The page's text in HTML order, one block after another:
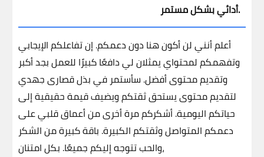
أدائي بشكل مستمر.
أعلم أنني لن أكون هنا دون دعمكم. إن تفاعلكم الإيجابي
وتفهمكم لمحتواي يمثلان لي دافعًا كبيرًا للعمل بجد أكبر
وتقديم محتوى أفضل. سأستمر في بذل قصارى جهدي
لتقديم محتوى يستحق ثقتكم ويضيف قيمة حقيقية إلى
حياتكم اليومية. أشكركم مرة أخرى من أعماق قلبي على
دعمكم المتواصل وثقتكم الكبيرة. باقة كبيرة من الشكر
والحب تتوجه إليكم جميعًا.بكل امتنان،